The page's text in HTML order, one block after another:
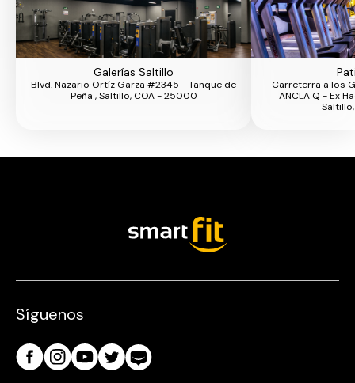
Galerías Saltillo
Blvd. Nazario Ortíz Garza #2345 - Tanque de
Peña , Saltillo, COA - 25000
Carreterra a los
ANCLA Q - Ex
Síguenos